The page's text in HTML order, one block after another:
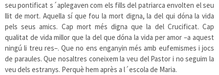
seu pontificat s´aplegaven com els fills del patriarca envolten el seu
llit de mort. Aquella sí que fou la mort digna, la del qui dóna la vida
pels seus amics. Cap mort més digna que la del Crucificat. Cap
qualitat de vida millor que la del que dóna la vida per amor –a aquest
ningú li treu res–. Que no ens enganyin més amb eufemismes i jocs
de paraules. Que nosaltres coneixem la veu del Pastor i no seguim la
veu dels estranys. Perquè hem après a l´escola de Maria.